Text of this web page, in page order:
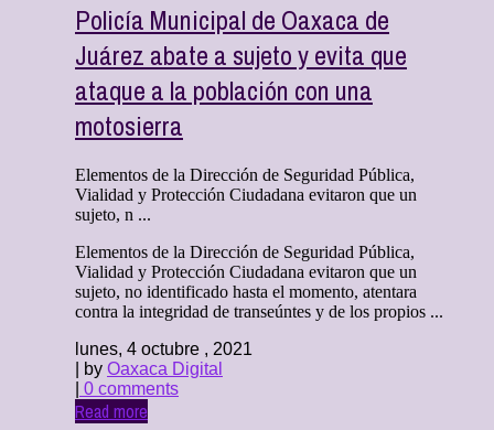
Policía Municipal de Oaxaca de
Juárez abate a sujeto y evita que
ataque a la población con una
motosierra
Elementos de la Dirección de Seguridad Pública,
Vialidad y Protección Ciudadana evitaron que un
sujeto, n ...
Elementos de la Dirección de Seguridad Pública,
Vialidad y Protección Ciudadana evitaron que un
sujeto, no identificado hasta el momento, atentara
contra la integridad de transeúntes y de los propios ...
lunes, 4 octubre , 2021
| by Oaxaca Digital
0 comments
Read more